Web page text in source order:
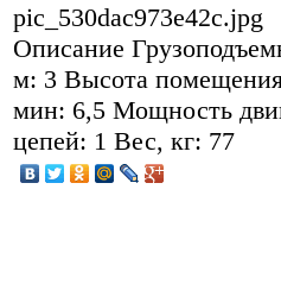
pic_530dac973e42c.jpg
Описание
м: 3 Высота
мин: 6,5 Мощность
цепей: 1 Вес, кг: 77